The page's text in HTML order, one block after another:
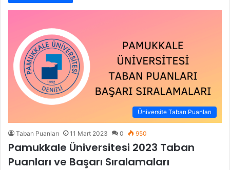
Üniversite Taban Puanları
Taban Puanları 11 Mart 2023 0 950
Pamukkale Üniversitesi 2023 Taban
Puanları ve Başarı Sıralamaları